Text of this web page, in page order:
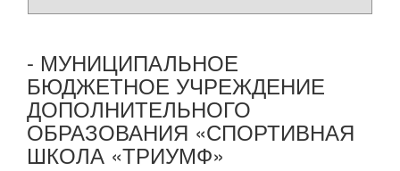
- МУНИЦИПАЛЬНОЕ
БЮДЖЕТНОЕ УЧРЕЖДЕНИЕ
ДОПОЛНИТЕЛЬНОГО
ОБРАЗОВАНИЯ «СПОРТИВНАЯ
ШКОЛА «ТРИУМФ»